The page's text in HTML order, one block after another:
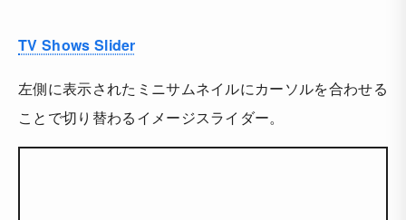
TV Shows Slider
左側に表示されたミニサムネイルにカーソルを合わせる
ことで切り替わるイメージスライダー。